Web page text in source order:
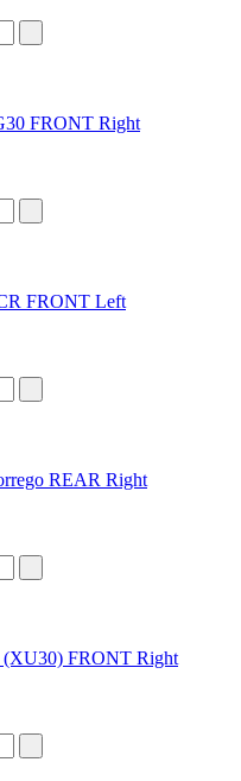
FRONT Right
FRONT Left
REAR Right
FRONT Right